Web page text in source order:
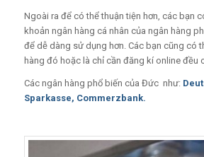
Ngoài ra để có thể thuận tiện hơn, các bạn
khoản ngân hàng cá nhân của ngân hàng
để dễ dàng sử dụng hơn. Các bạn cũng có
hàng đó hoặc là chỉ cần đăng kí online đều
Các ngân hàng phổ biến của Đức như:
Sparkasse, Commerzbank.